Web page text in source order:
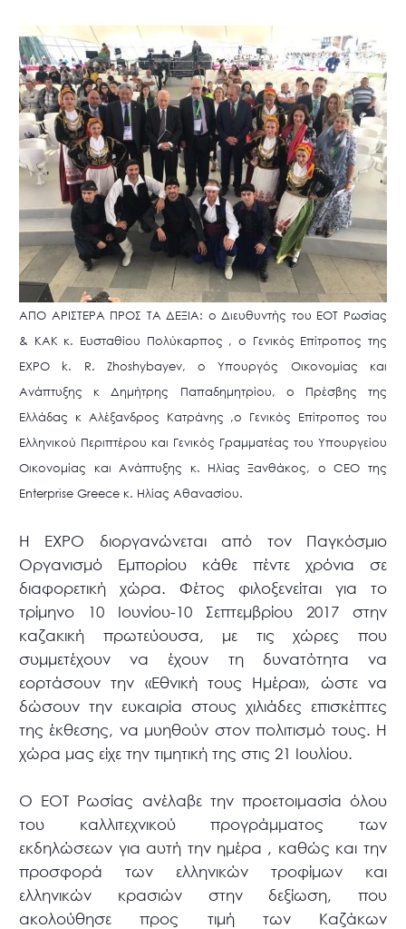
ΑΠΟ ΑΡΙΣΤΕΡΑ ΠΡΟΣ ΤΑ ΔΕΞΙΑ: ο Διευθυντής του ΕΟΤ Ρωσίας
& ΚΑΚ κ. Ευσταθίου Πολύκαρπος , o Γενικός Επίτροπος της
EXPO k. R. Zhoshybayev, ο Υπουργός Οικονομίας και
Ανάπτυξης κ Δημήτρης Παπαδημητρίου, ο Πρέσβης της
Ελλάδας κ Αλέξανδρος Κατράνης ,ο Γενικός Επίτροπος του
Ελληνικού Περιπτέρου και Γενικός Γραμματέας του Υπουργείου
Οικονομίας και Ανάπτυξης κ. Ηλίας Ξανθάκος, ο CEO της
Enterprise Greece κ. Ηλίας Αθανασίου.
Η ΕΧΡΟ διοργανώνεται από τον Παγκόσμιο
Οργανισμό Εμπορίου κάθε πέντε χρόνια σε
διαφορετική χώρα. Φέτος φιλοξενείται για το
τρίμηνο 10 Ιουνίου-10 Σεπτεμβρίου 2017 στην
καζακική πρωτεύουσα, με τις χώρες που
συμμετέχουν να έχουν τη δυνατότητα να
εορτάσουν την «Εθνική τους Ημέρα», ώστε να
δώσουν την ευκαιρία στους χιλιάδες επισκέπτες
της έκθεσης, να μυηθούν στον πολιτισμό τους. Η
χώρα μας είχε την τιμητική της στις 21 Ιουλίου.
Ο ΕΟΤ Ρωσίας ανέλαβε την προετοιμασία όλου
του καλλιτεχνικού προγράμματος των
εκδηλώσεων για αυτή την ημέρα , καθώς και την
προσφορά των ελληνικών τροφίμων και
ελληνικών κρασιών στην δεξίωση, που
ακολούθησε προς τιμή των Καζάκων